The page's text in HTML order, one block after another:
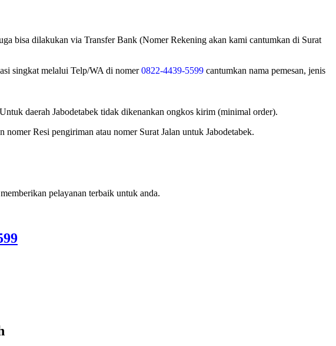
bisa dilakukan via Transfer Bank (Nomer Rekening akan kami cantumkan di Surat
singkat melalui Telp/WA di nomer0822-4439-5599 cantumkan nama pemesan, jenis
daerah Jabodetabek tidak dikenankan ongkos kirim (minimal order).
Resi pengiriman atau nomer Surat Jalan untuk Jabodetabek.
pelayanan terbaik untuk anda.